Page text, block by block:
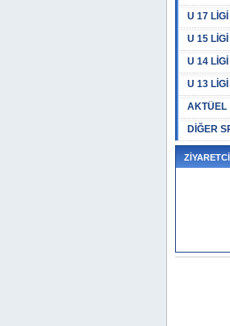
U 17 LİGİ
U 15 LİGİ
U 14 LİGİ
U 13 LİGİ
AKTÜEL
DİĞER